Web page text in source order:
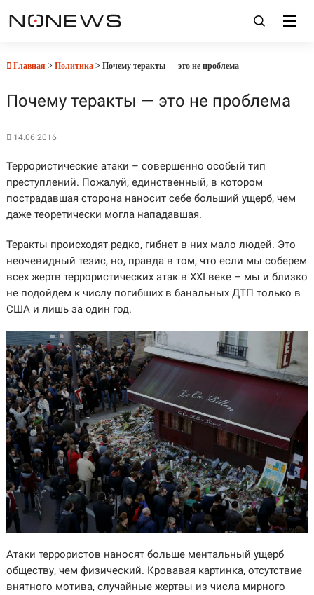
Главная > Политика> Почему теракты — это не проблема
Почему теракты — это не проблема
14.06.2016
Террористические атаки – совершенно особый тип
преступлений. Пожалуй, единственный, в котором
пострадавшая сторона наносит себе больший ущерб, чем
даже теоретически могла нападавшая.
Теракты происходят редко, гибнет в них мало людей. Это
неочевидный тезис, но, правда в том, что если мы соберем
всех жертв террористических атак в XXI веке – мы и близко
не подойдем к числу погибших в банальных ДТП только в
США и лишь за один год.
Атаки террористов наносят больше ментальный ущерб
обществу, чем физический. Кровавая картинка, отсутствие
внятного мотива, случайные жертвы из числа мирного